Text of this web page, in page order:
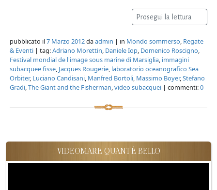
Prosegui la lettura
pubblicato il7 Marzo 2012daadmin | in Mondo sommerso, Regate
& Eventi | tag:Adriano Morettin, Daniele Iop, Domenico Roscigno,
Festival mondial de l'image sous marine di Marsiglia, immagini
subacquee fisse, Jacques Rougerie, laboratorio oceanografico Sea
Orbiter, Luciano Candisani, Manfred Bortoli, Massimo Boyer,Stefano
Gradi,The Giant and the Fisherman,video subacquei | commenti:0
VIDEOMARE QUANT'È BELLO